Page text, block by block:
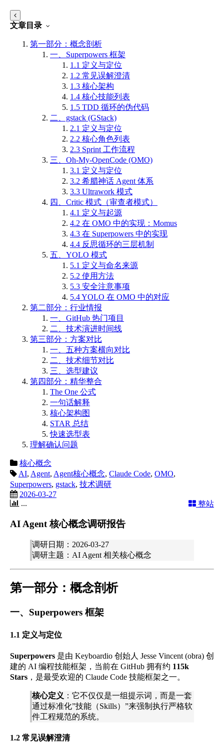
文章目录
第一部分：概念剖析
一、Superpowers 框架
1.1 定义与定位
1.2 常见误解澄清
1.3 核心架构
1.4 核心技能列表
1.5 TDD 循环的伪代码
二、gstack (GStack)
2.1 定义与定位
2.2 核心角色列表
2.3 Sprint 工作流程
三、Oh-My-OpenCode (OMO)
3.1 定义与定位
3.2 希腊神话 Agent 体系
3.3 Ultrawork 模式
四、Critic 模式（审查者模式）
4.1 定义与起源
4.2 在 OMO 中的实现：Momus
4.3 在 Superpowers 中的实现
4.4 反思循环的三层机制
五、YOLO 模式
5.1 定义与命名来源
5.2 使用方法
5.3 安全注意事项
5.4 YOLO 在 OMO 中的对应
第二部分：行业情报
一、GitHub 热门项目
二、技术演进时间线
第三部分：方案对比
一、五种方案横向对比
二、技术细节对比
三、选型建议
第四部分：精华整合
The One 公式
一句话解释
核心架构图
STAR 总结
快速选型表
理解确认问题
核心概念
AI, Agent, Agent核心概念, Claude Code, OMO,
Superpowers, gstack, 技术调研
2026-03-27
...
整站
AI Agent 核心概念调研报告
调研日期：2026-03-27
调研主题：AI Agent 相关核心概念
第一部分：概念剖析
一、Superpowers 框架
1.1 定义与定位
Superpowers 是由 Keyboardio 创始人 Jesse Vincent (obra) 创
建的 AI 编程技能框架，当前在 GitHub 拥有约 115k
Stars ，是最受欢迎的 Claude Code 技能框架之一。
核心定义 ：它不仅仅是一组提示词，而是一套
通过标准化”技能（Skills）”来强制执行严格软
件工程规范的系统。
1.2 常见误解澄清